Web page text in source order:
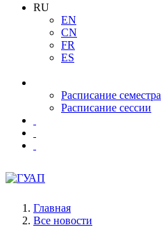
RU
EN
CN
FR
ES
Расписание семестра
Расписание сессии
Главная
Все новости